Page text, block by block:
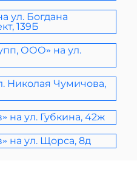
ул. Богдана
139Б
ООО» на ул.
Николая Чумичова,
на ул. Губкина, 42ж
на ул. Щорса, 8д